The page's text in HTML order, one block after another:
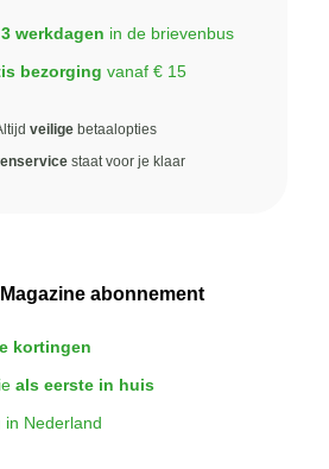
werkdagen in de brievenbus
bezorging vanaf € 15
veiligebetaalopties
staat voor je klaar
abonnement
kortingen
als eerste in huis
in Nederland